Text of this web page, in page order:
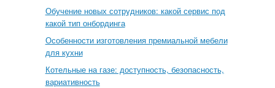
Обучение новых сотрудников: какой сервис под
какой тип онбординга
Особенности изготовления премиальной мебели
для кухни
Котельные на газе: доступность, безопасность,
вариативность